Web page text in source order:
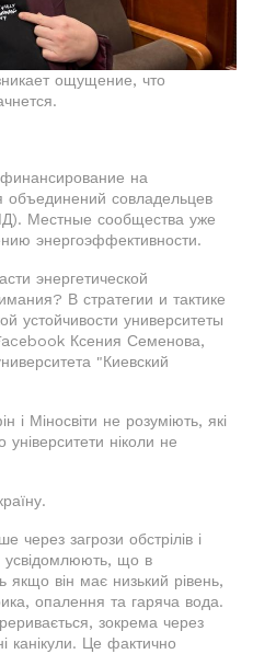
ощущение, что
на
совладельцев
Местные сообщества уже
энергоэффективности.
энергетической
В стратегии и тактике
устойчивости университеты
Ксения Семенова,
"Киевский
і Міносвіти не розуміють, які
університети ніколи не
загрози обстрілів і
усвідомлюють, що в
якщо він має низький рівень,
опалення та гаряча вода.
зокрема через
канікули. Це фактично